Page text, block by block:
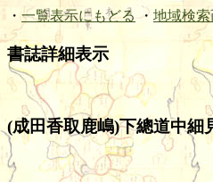
・ 一覧表示にもどる ・ 地域検
書誌詳細表示
(成田香取鹿嶋)下總道中細